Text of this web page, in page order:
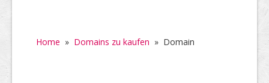
Home » Domains zu kaufen » Domain